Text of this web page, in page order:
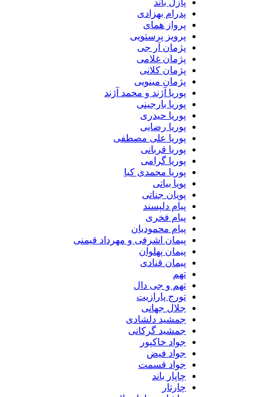
پازل باند
پدرام بهزادی
پرواز همای
پرویز پرستویی
پژمان آر جی
پژمان غلامی
پژمان کلانی
پژمان مینویی
پوریا آژند و محمد آژند
پوریا بارجینی
پوریا حیدری
پوریا رضایی
پوریا علی مصطفی
پوریا قربانی
پوریا گرامی
پوریا محمدی کیا
پویا بیاتی
پویان جناتی
پیام دلپسند
پیام فخری
پیام محمودیان
پیمان اشرفی و مهرداد قیمنی
پیمان پهلوان
پیمان قنادی
تهم و جی دال
تورج پارازیت
جلال جهانی
جمشید دلشادی
جمشید گرکانی
جواد خاکپور
جواد فیض
جواد قسمت
چاپار باند
چارتار